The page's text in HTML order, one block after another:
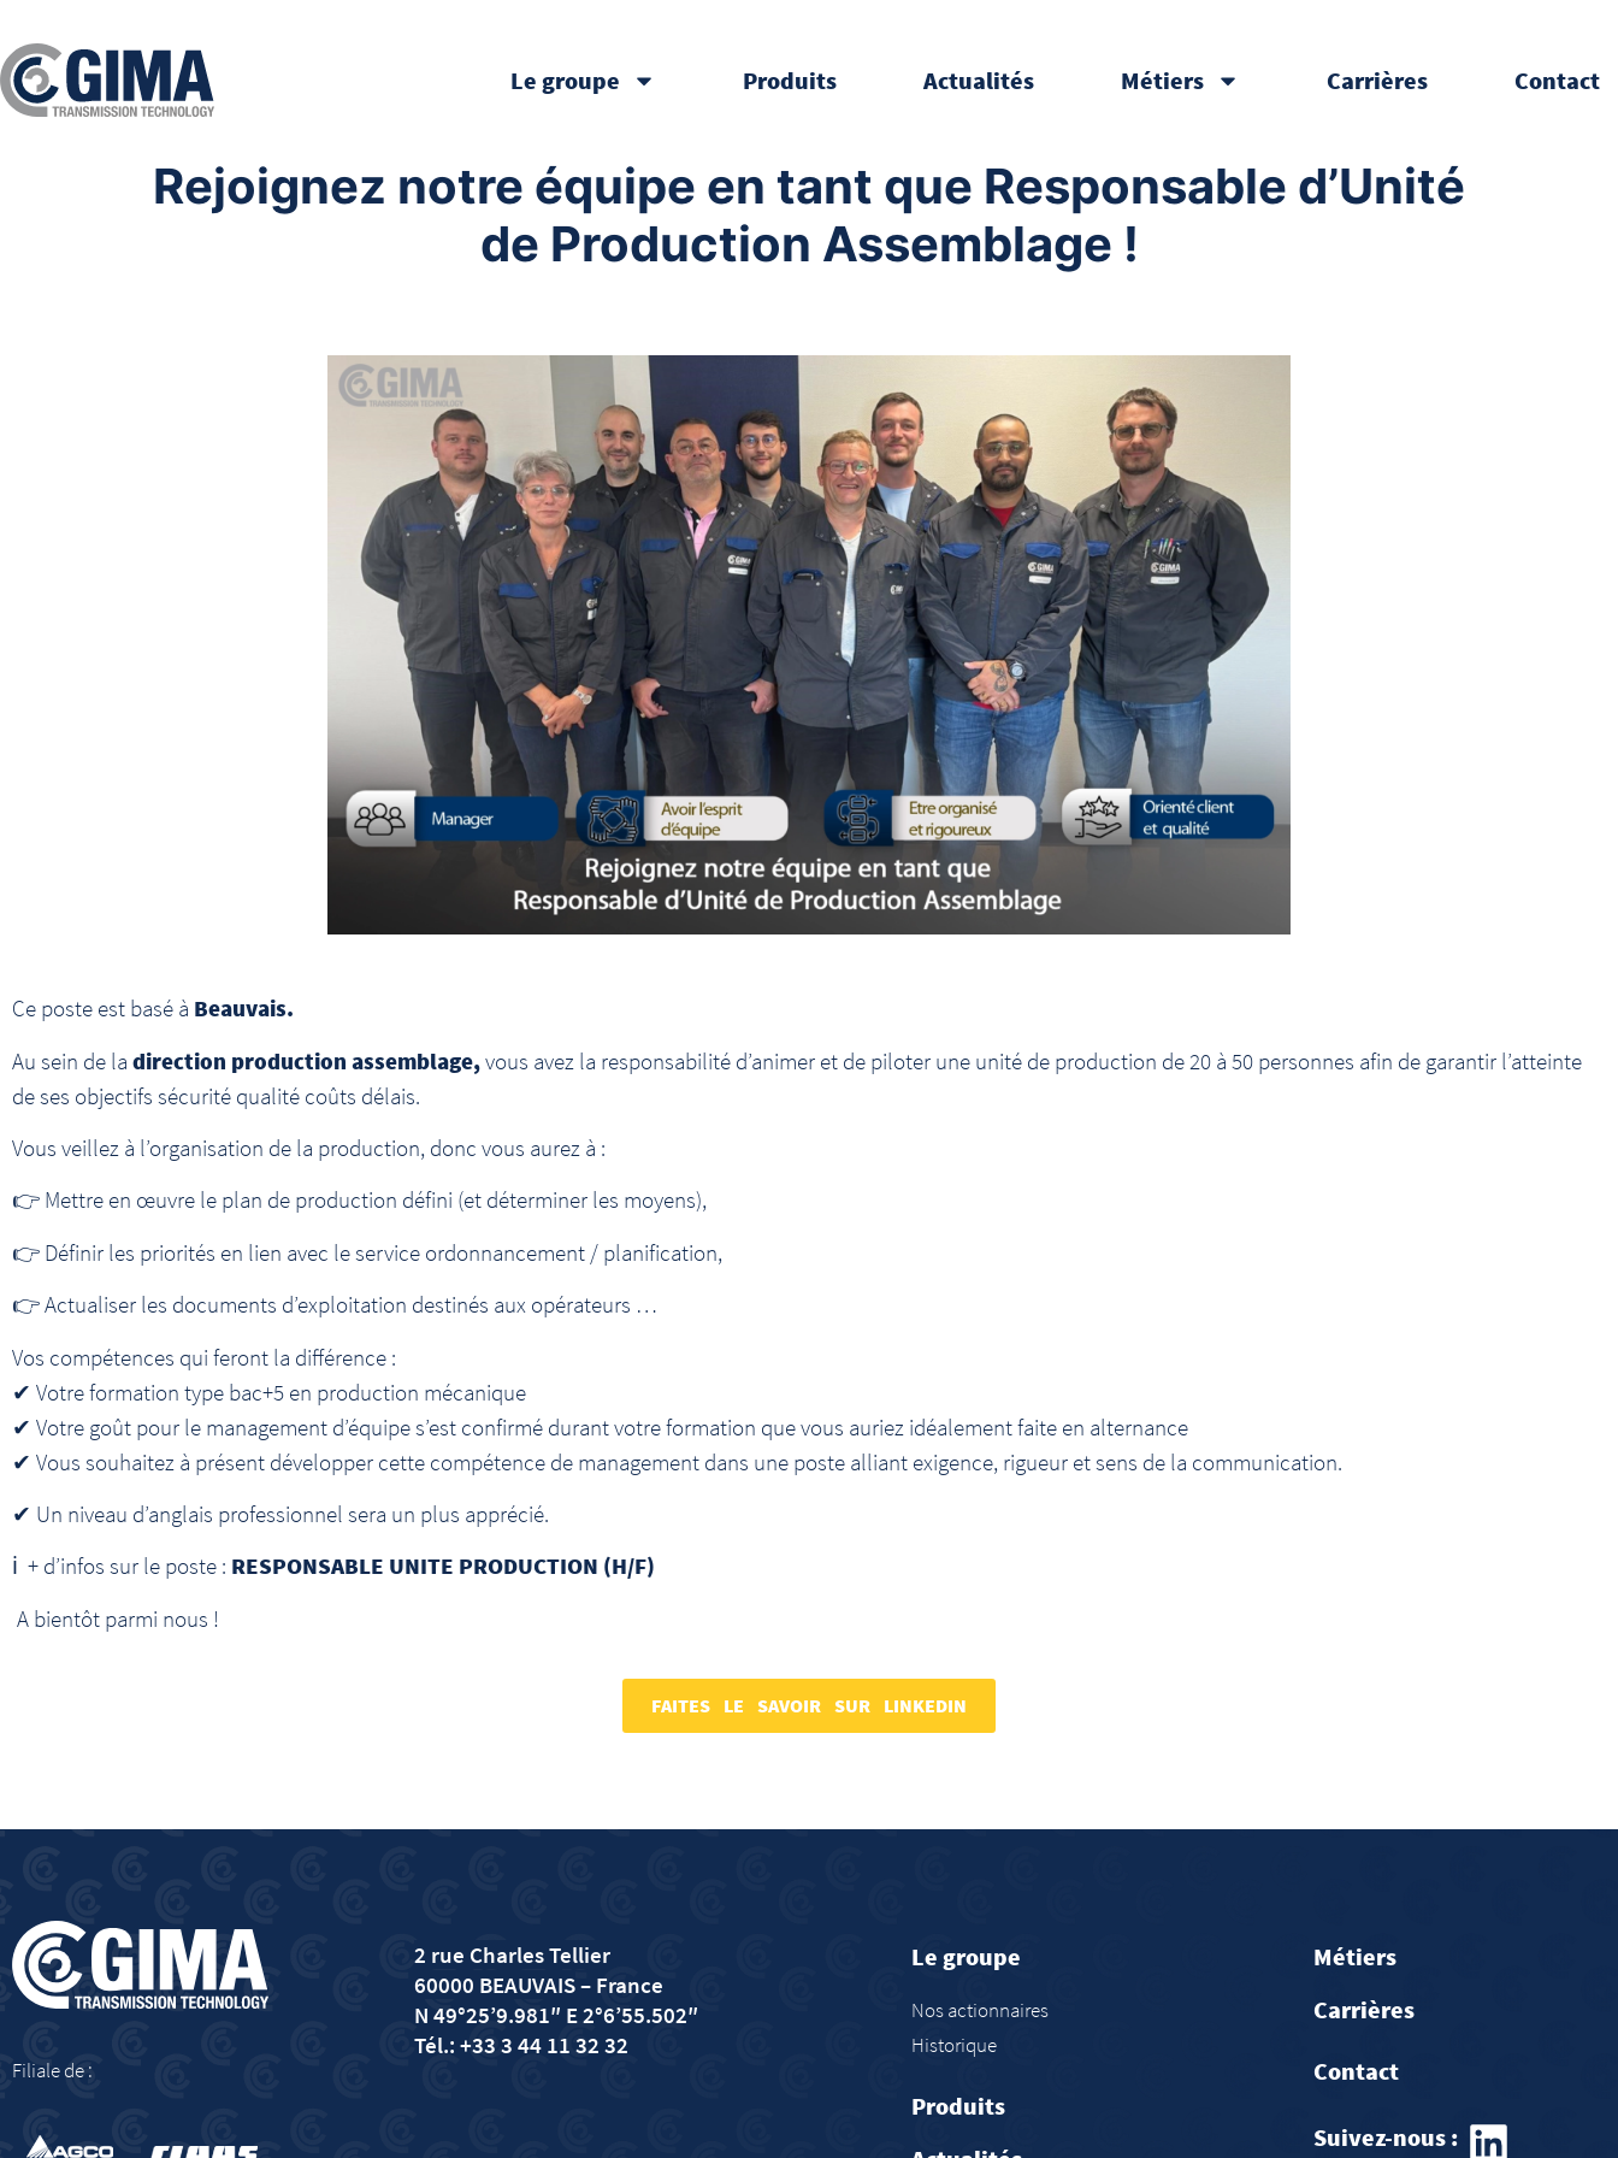
Le groupe Produits Actualités Métiers Carrières Contact
Rejoignez notre équipe en tant que Responsable d’Unité
de Production Assemblage !
Ce poste est basé à Beauvais.
Au sein de la direction production assemblage,vous avez la responsabilité d’animer et de piloter une unité de production de 20 à 50 personnes afin de garantir l’atteinte
de ses objectifs sécurité qualité coûts délais.
Vous veillez à l’organisation de la production, donc vous aurez à :
👉 Mettre en œuvre le plan de production défini (et déterminer les moyens),
👉 Définir les priorités en lien avec le service ordonnancement / planification,
👉 Actualiser les documents d’exploitation destinés aux opérateurs …
Vos compétences qui feront la différence :
✔ Votre formation type bac+5 en production mécanique
✔ Votre goût pour le management d’équipe s’est confirmé durant votre formation que vous auriez idéalement faite en alternance
✔ Vous souhaitez à présent développer cette compétence de management dans une poste alliant exigence, rigueur et sens de la communication.
✔ Un niveau d’anglais professionnel sera un plus apprécié.
ℹ + d’infos sur le poste : RESPONSABLE UNITE PRODUCTION (H/F)
A bientôt parmi nous !
FAITES LE SAVOIR SUR LINKEDIN
Filiale de :
2 rue Charles Tellier
60000 BEAUVAIS– France
N 49°25’9.981″ E 2°6’55.502″
Tél.: +33 3 44 11 32 32
Le groupe
Nos actionnaires
Historique
Produits
Métiers
Carrières
Contact
Suivez-nous :​